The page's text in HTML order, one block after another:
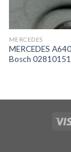
MERCEDES
MERCEDES
Bosch